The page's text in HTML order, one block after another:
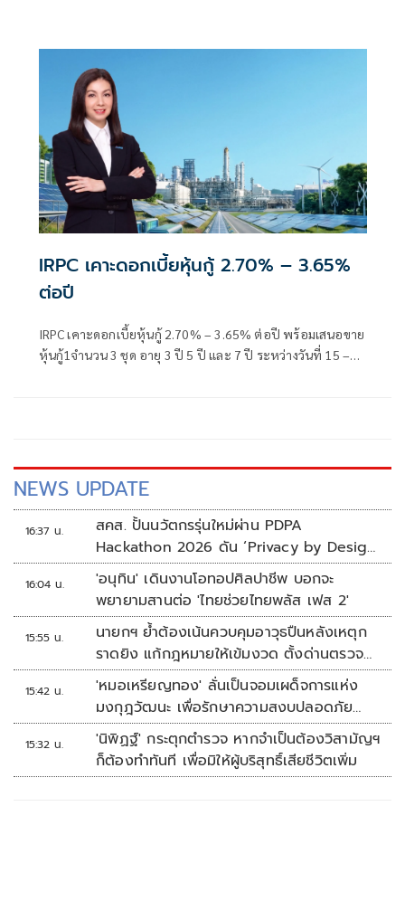
IRPC เคาะดอกเบี้ยหุ้นกู้ 2.70% – 3.65%
ต่อปี
IRPC เคาะดอกเบี้ยหุ้นกู้ 2.70% – 3.65% ต่อปี พร้อมเสนอขาย
หุ้นกู้1จำนวน 3 ชุด อายุ 3 ปี 5 ปี และ 7 ปี ระหว่างวันที่ 15 –
NEWS UPDATE
16:37 น.
สคส. ปั้นนวัตกรรุ่นใหม่ผ่าน PDPA
Hackathon 2026 ดัน ‘Privacy by Design
for all’ สู่โซลูชันคุ้มครองข้อมูลส่วนบุคคลที่
ใช้ได้จริง
16:04 น.
'อนุทิน' เดินงานโอทอปศิลปาชีพ บอกจะ
พยายามสานต่อ 'ไทยช่วยไทยพลัส เฟส 2'
15:55 น.
นายกฯ ย้ำต้องเน้นควบคุมอาวุธปืนหลังเหตุก
ราดยิง แก้กฎหมายให้เข้มงวด ตั้งด่านตรวจ
เพิ่ม
15:42 น.
'หมอเหรียญทอง' ลั่นเป็นจอมเผด็จการแห่ง
มงกุฎวัฒนะ เพื่อรักษาความสงบปลอดภัย
ภายในรพ.
15:32 น.
'นิพิฏฐ์' กระตุกตำรวจ หากจำเป็นต้องวิสามัญฯ
ก็ต้องทำทันที เพื่อมิให้ผู้บริสุทธิ์เสียชีวิตเพิ่ม